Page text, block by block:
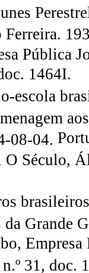
Pública
1464I.
escola
08-04.
Século,
Grande
31, doc.